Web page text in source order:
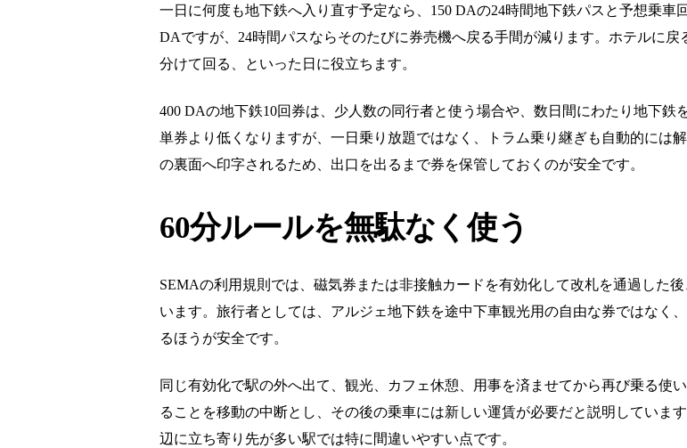
一日に何度も地下鉄へ入り直す予定なら、150 DAの24時間地下鉄パスと予想乗車
DAですが、24時間パスならそのたびに券売機へ戻る手間が減ります。ホテルに
分けて回る、といった日に役立ちます。
400 DAの地下鉄10回券は、少人数の同行者と使う場合や、数日間にわたり地下
単券より低くなりますが、一日乗り放題ではなく、トラム乗り継ぎも自動的には
の裏面へ印字されるため、出口を出るまで券を保管しておくのが安全です。
60分ルールを無駄なく使う
SEMAの利用規則では、磁気券または非接触カードを有効化して改札を通過した
います。旅行者としては、アルジェ地下鉄を途中下車観光用の自由な券ではなく
るほうが安全です。
同じ有効化で駅の外へ出て、観光、カフェ休憩、用事を済ませてから再び乗る使
ることを移動の中断とし、その後の乗車には新しい運賃が必要だと説明しています
辺に立ち寄り先が多い駅では特に間違いやすい点です。